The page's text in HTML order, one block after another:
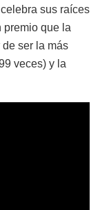
sus raíces
premio que la
ser la más
veces) y la